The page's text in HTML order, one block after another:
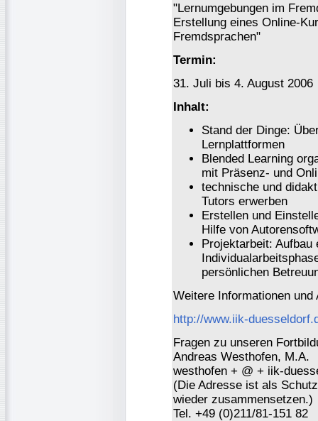
"Lernumgebungen im
Erstellung eines Online-
Fremdsprachen"
Termin:
31. Juli bis 4. August 2006
Inhalt:
Stand der Dinge:
Lernplattformen
Blended Learning
mit Präsenz- und
technische und
Tutors erwerben
Erstellen und
Hilfe von
Projektarbeit:
persönlichen
Weitere Informationen und
http://www.iik-
Fragen zu unseren
Andreas Westhofen, M.A.
westhofen + @ + iik-
(Die Adresse ist als
wieder zusammensetzen.)
Tel. +49 (0)211/81-151 82